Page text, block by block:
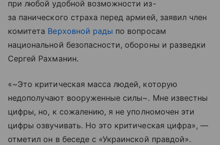
при любой удобной возможности из-
за панического страха перед армией, заявил член
комитета Верховной рады по вопросам
национальной безопасности, обороны и разведки
Сергей Рахманин.
«~Это критическая масса людей, которую
недополучают вооруженные силы~. Мне известны
цифры, но, к сожалению, я не уполномочен эти
цифры озвучивать. Но это критическая цифра», —
отметил он в беседе с «Украинской правдой».